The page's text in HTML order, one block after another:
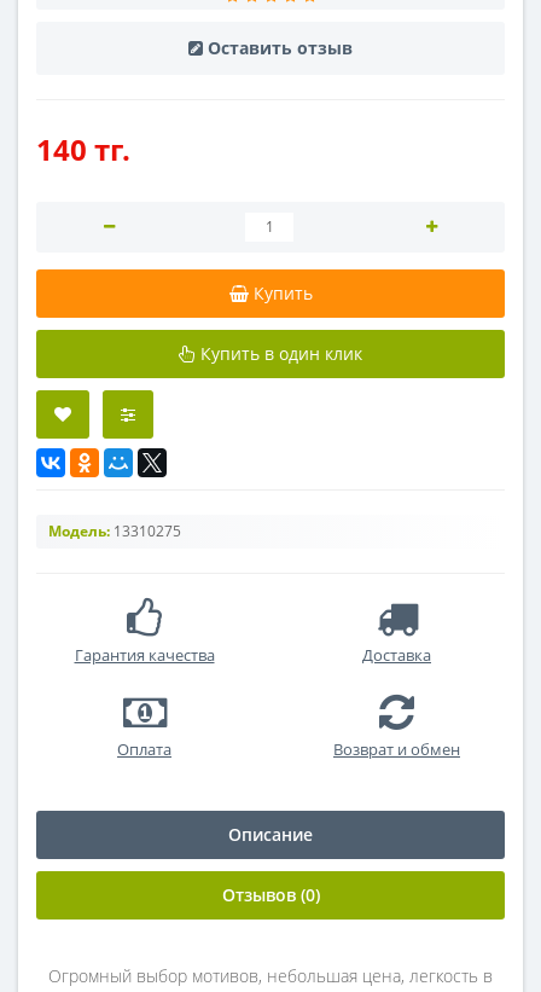
Оставить отзыв
140 тг.
Купить
Купить в один клик
Модель: 13310275
Гарантия качества Доставка
Оплата Возврат и обмен
Описание
Отзывов (0)
Огромный выбор мотивов, небольшая цена, легкость в